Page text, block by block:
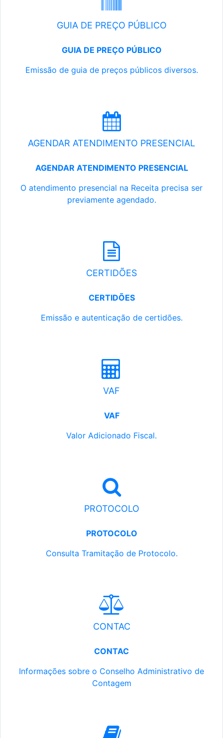
GUIA DE PREÇO PÚBLICO
GUIA DE PREÇO PÚBLICO
Emissão de guia de preços públicos diversos.
AGENDAR ATENDIMENTO PRESENCIAL
AGENDAR ATENDIMENTO PRESENCIAL
O atendimento presencial na Receita precisa ser
previamente agendado.
CERTIDÕES
CERTIDÕES
Emissão e autenticação de certidões.
VAF
VAF
Valor Adicionado Fiscal.
PROTOCOLO
PROTOCOLO
Consulta Tramitação de Protocolo.
CONTAC
CONTAC
Informações sobre o Conselho Administrativo de
Contagem